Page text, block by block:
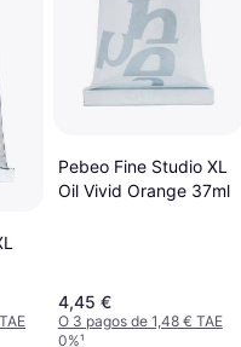
Pebeo Fine Studio XL
Oil Vivid Orange 37ml
4,45 €
O 3 pagos de 1,48 € TAE
0%¹